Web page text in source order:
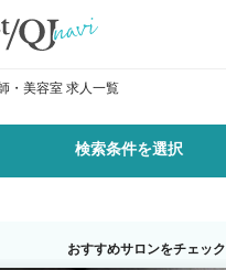
・美容室 求人一覧
検索条件を選択
おすすめサロンをチェック